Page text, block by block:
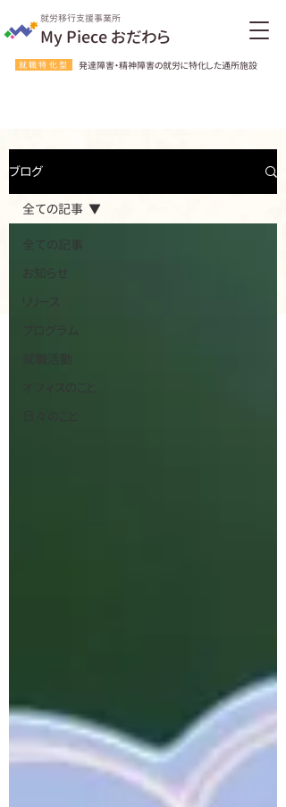
就労移行支援事業所
My Piece おだわら
就職特化型 発達障害・精神障害の就労に特化した通所施設
ブログ
全ての記事
お知らせ
リリース
プログラム
就職活動
全ての記事